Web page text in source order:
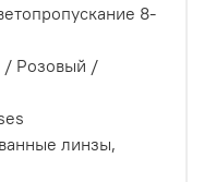
8-
/ Розовый /
линзы,